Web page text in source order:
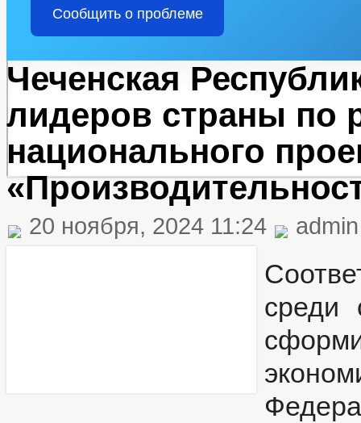
Сообщить о проблеме
Чеченская
лидеров страны по
национального
20 ноября, 2024 11:24 admin
среди